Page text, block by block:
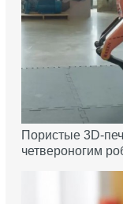
Пористые 3D-
четвероногим